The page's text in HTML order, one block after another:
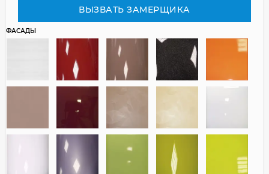
ВЫЗВАТЬ ЗАМЕРЩИКА
ФАСАДЫ